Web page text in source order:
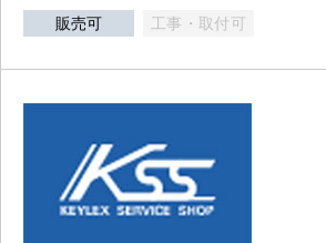
販売可 工事・取付可